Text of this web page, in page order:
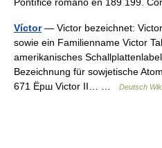
Víctor— Victor bezeichnet:
sowie ein Familienname Victor
amerikanisches
Bezeichnung für sowjetische
671 Ёрш Victor II… …
Deutsch